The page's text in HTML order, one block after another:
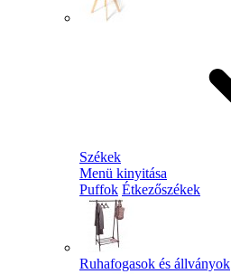
Székek
Menü kinyitása
Puffok Étkezőszékek
Ruhafogasok és állványok